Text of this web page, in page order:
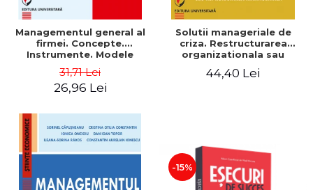
Managementul general al
firmei. Concepte.
Instrumente. Modele
31,71 Lei
26,96 Lei
Solutii manageriale de
criza. Restructurarea
organizationala sau
44,40 Lei
-15%